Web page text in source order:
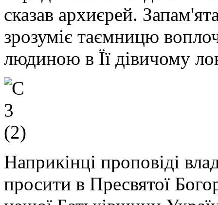
сказав архиєрей.
зрозуміє таємницю
людиною в Її дівичому
Наприкінці проповіді
просити в Пресвятої